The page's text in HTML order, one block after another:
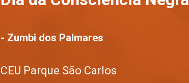
- Zumbi dos Palmares
CEU Parque São Carlos